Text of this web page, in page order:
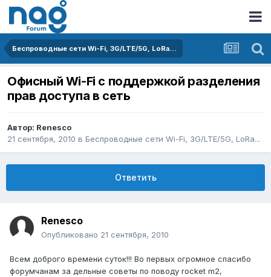
Беспроводные сети Wi-Fi, 3G/LTE/5G, LoRa...
Офисный Wi-Fi с поддержкой разделения
прав доступа в сеть
Автор: Renesco
21 сентября, 2010 в Беспроводные сети Wi-Fi, 3G/LTE/5G, LoRa...
Ответить
Renesco
Опубликовано 21 сентября, 2010
Всем доброго времени суток!!! Во первых огромное спасибо
форумчанам за дельные советы по поводу rocket m2,